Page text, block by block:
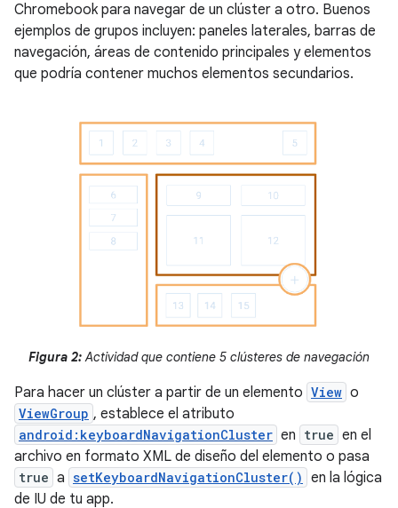
Chromebook para navegar de un clúster a otro. Buenos
ejemplos de grupos incluyen: paneles laterales, barras de
navegación, áreas de contenido principales y elementos
que podría contener muchos elementos secundarios.
Figura 2:Actividad que contiene 5 clústeres de navegación
Para hacer un clúster a partir de un elemento View o
ViewGroup , establece el atributo
android:keyboardNavigationCluster en true en el
archivo en formato XML de diseño del elemento o pasa
true a setKeyboardNavigationCluster() en la lógica
de IU de tu app.